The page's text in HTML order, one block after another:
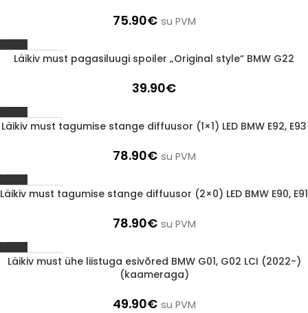
75.90€ su PVM
1-3 d.d.
Läikiv must pagasiluugi spoiler „Original style“ BMW G22
39.90€
1-3 d.d.
Läikiv must tagumise stange diffuusor (1×1) LED BMW E92, E93
78.90€ su PVM
1-3 d.d.
Läikiv must tagumise stange diffuusor (2×0) LED BMW E90, E91
78.90€ su PVM
1-3 d.d.
Läikiv must ühe liistuga esivõred BMW G01, G02 LCI (2022-)
(kaameraga)
49.90€ su PVM